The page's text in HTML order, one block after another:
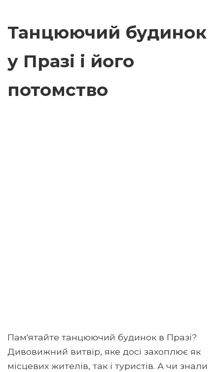
Танцюючий будинок
у Празі і його
потомство
Пам'ятайте танцюючий будинок в Празі?
Дивовижний витвір, яке досі захоплює як
місцевих жителів, так і туристів. А чи знали